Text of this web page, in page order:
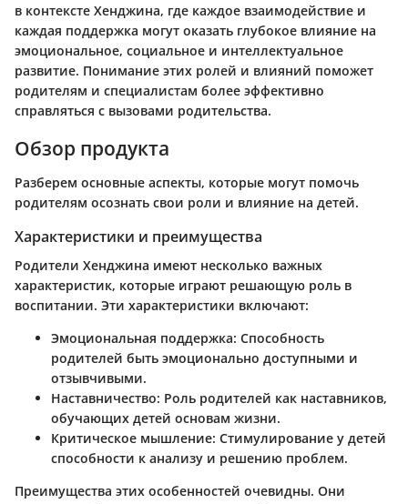
в контексте Хенджина, где каждое взаимодействие и
каждая поддержка могут оказать глубокое влияние на
эмоциональное, социальное и интеллектуальное
развитие. Понимание этих ролей и влияний поможет
родителям и специалистам более эффективно
справляться с вызовами родительства.
Обзор продукта
Разберем основные аспекты, которые могут помочь
родителям осознать свои роли и влияние на детей.
Характеристики и преимущества
Родители Хенджина имеют несколько важных
характеристик, которые играют решающую роль в
воспитании. Эти характеристики включают:
Эмоциональная поддержка: Способность
родителей быть эмоционально доступными и
отзывчивыми.
Наставничество: Роль родителей как наставников,
обучающих детей основам жизни.
Критическое мышление: Стимулирование у детей
способности к анализу и решению проблем.
Преимущества этих особенностей очевидны. Они